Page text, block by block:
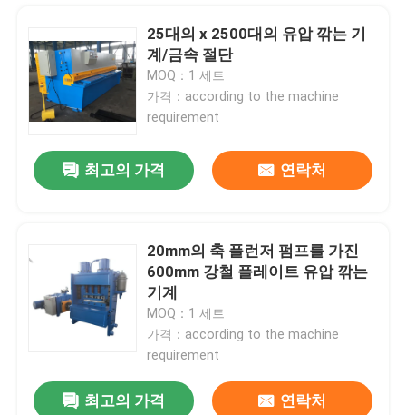
25대의 x 2500대의 유압 깎는 기
계/금속 절단
MOQ：1 세트
가격：according to the machine
requirement
최고의 가격 연락처
20mm의 축 플런저 펌프를 가진
600mm 강철 플레이트 유압 깎는
기계
MOQ：1 세트
가격：according to the machine
requirement
최고의 가격 연락처